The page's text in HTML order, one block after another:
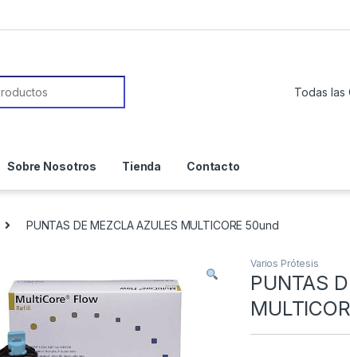
Sobre Nosotros Tienda Contacto
PUNTAS DE MEZCLA AZULES MULTICORE 50und
Varios Prótesis
PUNTAS